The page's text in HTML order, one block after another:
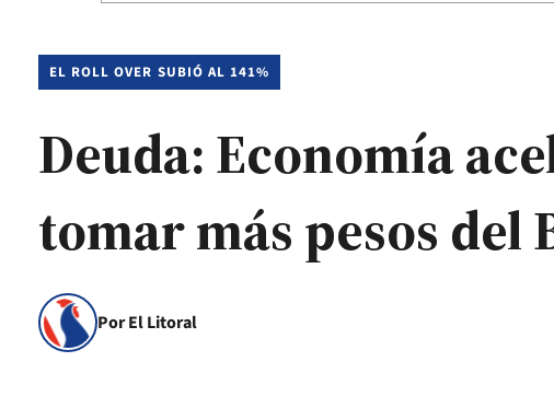
EL ROLL OVER SUBIÓ AL 141%
Deuda: Economía
tomar más pesos del
Por El Litoral